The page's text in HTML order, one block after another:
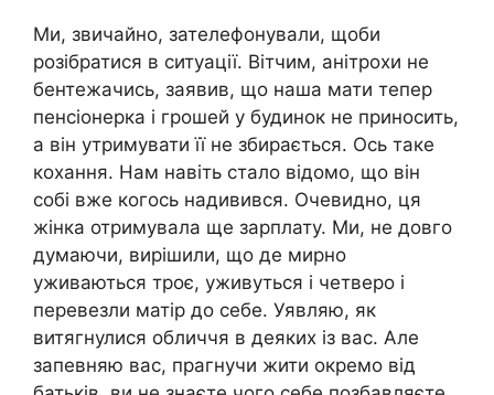
Ми, звичайно, зателефонували, щоби
розібратися в ситуації. Вітчим, анітрохи не
бентежачись, заявив, що наша мати тепер
пенсіонерка і грошей у будинок не приносить,
а він утримувати її не збирається. Ось таке
кохання. Нам навіть стало відомо, що він
собі вже когось надивився. Очевидно, ця
жінка отримувала ще зарплату. Ми, не довго
думаючи, вирішили, що де мирно
уживаються троє, уживуться і четверо і
перевезли матір до себе. Уявляю, як
витягнулися обличчя в деяких із вас. Але
запевняю вас, прагнучи жити окремо від